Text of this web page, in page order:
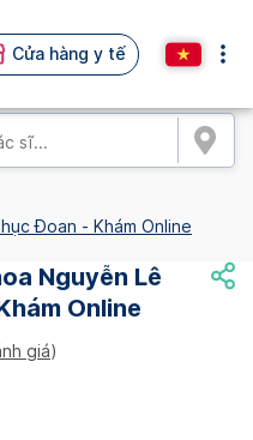
Cửa hàng y tế
Đoan - Khám Online
Nguyễn Lê
Online
giá)